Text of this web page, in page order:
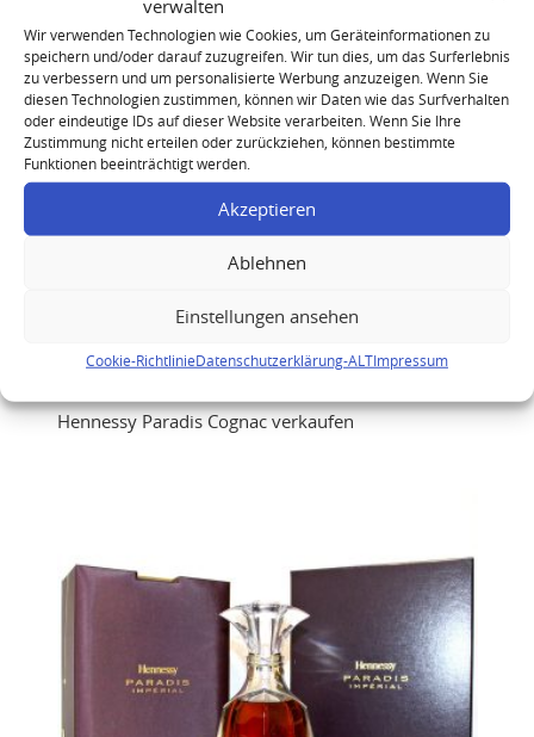
verwalten
Wir verwenden Technologien wie Cookies, um Geräteinformationen zu
speichern und/oder darauf zuzugreifen. Wir tun dies, um das Surferlebnis
zu verbessern und um personalisierte Werbung anzuzeigen. Wenn Sie
diesen Technologien zustimmen, können wir Daten wie das Surfverhalten
oder eindeutige IDs auf dieser Website verarbeiten. Wenn Sie Ihre
Zustimmung nicht erteilen oder zurückziehen, können bestimmte
Funktionen beeinträchtigt werden.
Akzeptieren
Ablehnen
Einstellungen ansehen
Cookie-RichtlinieDatenschutzerklärung-ALTImpressum
Hennessy Paradis Cognac verkaufen